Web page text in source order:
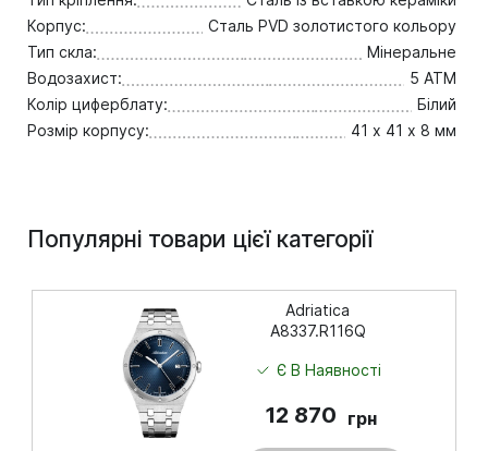
Корпус:
Сталь PVD золотистого кольору
Тип скла:
Мінеральне
Водозахист:
5 ATM
Колір циферблату:
Білий
Розмір корпусу:
41 х 41 х 8 мм
Популярні товари цієї категорії
Adriatica
A8337.R116Q
Є В Наявності
12 870 грн